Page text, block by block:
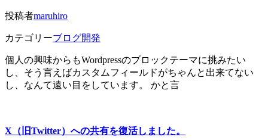
投稿者maruhiro
カテゴリーブログ開発
個人の興味からもWordpressのブロックテーマに挑みたい
し、そう言えばカスタムフィールドがちゃんと出来てない
し、なんて遠い目をしています。 かと言
X（旧Twitter）への共有を復活しました。